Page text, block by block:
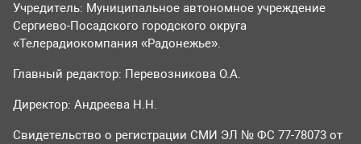
Учредитель: Муниципальное автономное учреждение
Сергиево-Посадского городского округа
«Телерадиокомпания «Радонежье».
Главный редактор: Перевозникова О.А.
Директор: Андреева Н.Н.
Свидетельство о регистрации СМИ ЭЛ № ФС 77-78073 от